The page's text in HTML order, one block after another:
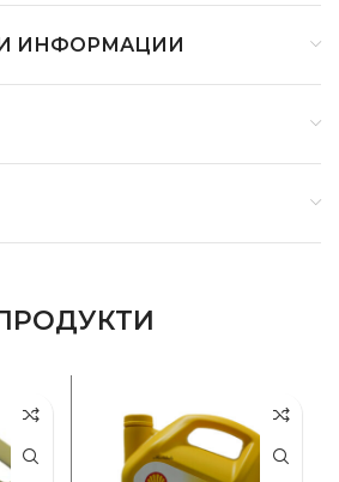
ИНФОРМАЦИИ